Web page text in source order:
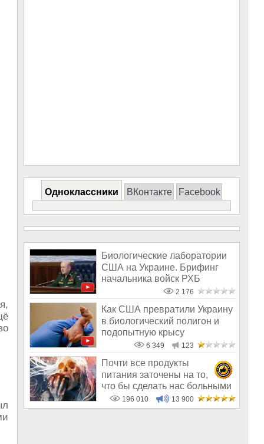
Одноклассники ВКонтакте Facebook
Биологические лаборатории
США на Украине. Брифинг
начальника войск РХБ
защиты ВС Ро
2 176
Как США превратили Украину
в биологический полигон и
подопытную крысу
6 349 123
Почти все продукты
питания заточены на то,
что бы сделать нас больными
и бесплодным
196 010 13 900